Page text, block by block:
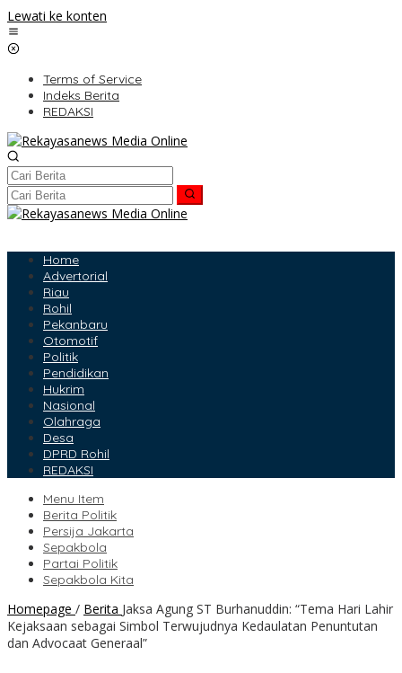
Lewati ke konten
Terms of Service
Indeks Berita
REDAKSI
Home
Advertorial
Riau
Rohil
Pekanbaru
Otomotif
Politik
Pendidikan
Hukrim
Nasional
Olahraga
Desa
DPRD Rohil
REDAKSI
Menu Item
Berita Politik
Persija Jakarta
Sepakbola
Partai Politik
Sepakbola Kita
Homepage / Berita Jaksa Agung ST Burhanuddin: “Tema Hari Lahir
Kejaksaan sebagai Simbol Terwujudnya Kedaulatan Penuntutan
dan Advocaat Generaal”